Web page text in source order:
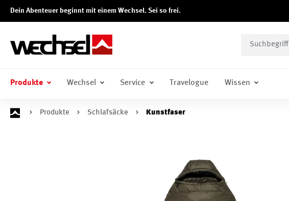
Zur Hauptnavigation springen
Dein Abenteuer beginnt mit einem Wechsel. Sei so frei.
Produkte Wechsel Service Travelogue Wissen
Produkte Schlafsäcke Kunstfaser